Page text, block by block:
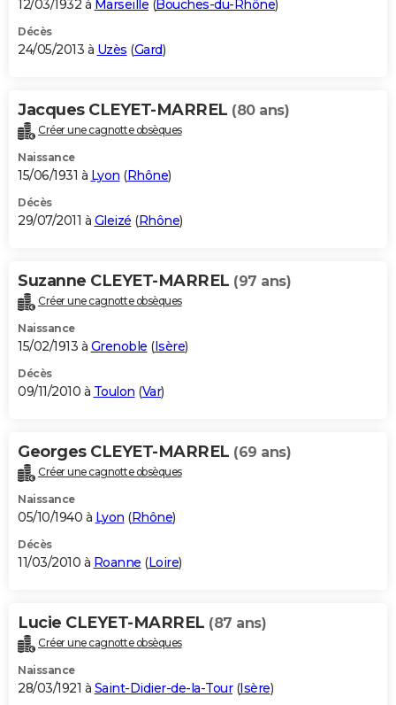
12/03/1932 à Marseille (Bouches-du-Rhône)
Décès
24/05/2013 à Uzès (Gard)
Jacques CLEYET-MARREL (80 ans)
Créer une cagnotte obsèques
Naissance
15/06/1931 à Lyon (Rhône)
Décès
29/07/2011 à Gleizé (Rhône)
Suzanne CLEYET-MARREL (97 ans)
Créer une cagnotte obsèques
Naissance
15/02/1913 à Grenoble (Isère)
Décès
09/11/2010 à Toulon (Var)
Georges CLEYET-MARREL (69 ans)
Créer une cagnotte obsèques
Naissance
05/10/1940 à Lyon (Rhône)
Décès
11/03/2010 à Roanne (Loire)
Lucie CLEYET-MARREL (87 ans)
Créer une cagnotte obsèques
Naissance
28/03/1921 à Saint-Didier-de-la-Tour(Isère)